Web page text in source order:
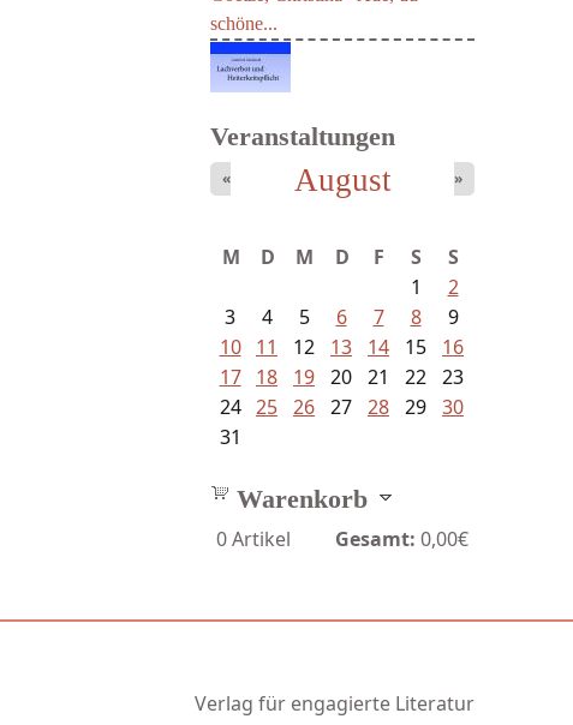
Goetze, Christina - Ade, du
schöne...
Veranstaltungen
August
« »
M D M D F S
S
1
2
3
4 5 6 7 8
9
10
11 12 13 14 15
16
17
18 19 20 21 22 23
24 25 26 27 28 29 30
31
Warenkorb
0Artikel Gesamt: 0,00€
Verlag für engagierte Literatur